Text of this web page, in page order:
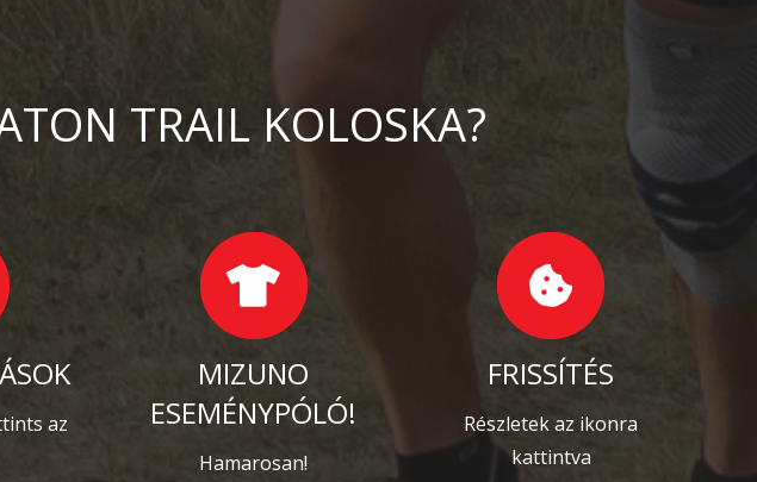
TRAIL KOLOSKA?
az
MIZUNO
ESEMÉNYPÓLÓ!
Hamarosan!
FRISSÍTÉS
Részletek az ikonra
kattintva